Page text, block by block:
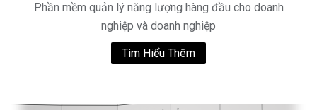
Phần mềm quản lý năng lượng hàng đầu cho doanh
nghiệp và doanh nghiệp
Tìm Hiểu Thêm